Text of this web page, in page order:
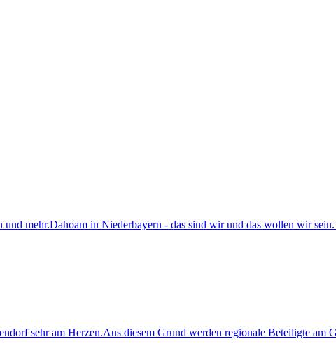
und mehr.Dahoam in Niederbayern - das sind wir und das wollen wir
sehr am Herzen.Aus diesem Grund werden regionale Beteiligte am